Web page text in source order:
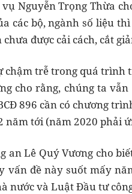
Nguyễn Trọng Thừa
các bộ, ngành số liệu
được cải cách, cắt
chậm trễ trong quá
cho rằng, chúng ta
896 cần có chương
tới (năm 2020 phải
an Lê Quý Vương cho
vấn đề này suốt mấy
nước và Luật Đầu tư